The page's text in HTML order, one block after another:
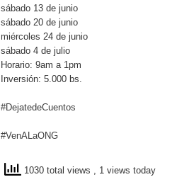
sábado 13 de junio
sábado 20 de junio
miércoles 24 de junio
sábado 4 de julio
Horario: 9am a 1pm
Inversión: 5.000 bs.
‪#‎DejatedeCuentos‬
‪#‎VenALaONG‬
1030 total views , 1 views today